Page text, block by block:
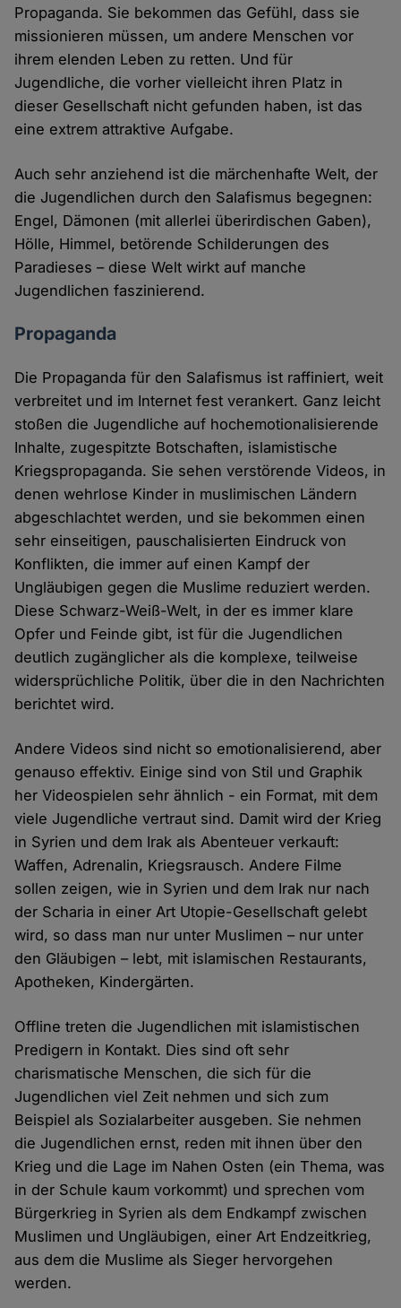
Propaganda. Sie bekommen das Gefühl, dass sie
missionieren müssen, um andere Menschen vor
ihrem elenden Leben zu retten. Und für
Jugendliche, die vorher vielleicht ihren Platz in
dieser Gesellschaft nicht gefunden haben, ist das
eine extrem attraktive Aufgabe.
Auch sehr anziehend ist die märchenhafte Welt, der
die Jugendlichen durch den Salafismus begegnen:
Engel, Dämonen (mit allerlei überirdischen Gaben),
Hölle, Himmel, betörende Schilderungen des
Paradieses – diese Welt wirkt auf manche
Jugendlichen faszinierend.
Propaganda
Die Propaganda für den Salafismus ist raffiniert, weit
verbreitet und im Internet fest verankert. Ganz leicht
stoßen die Jugendliche auf hochemotionalisierende
Inhalte, zugespitzte Botschaften, islamistische
Kriegspropaganda. Sie sehen verstörende Videos, in
denen wehrlose Kinder in muslimischen Ländern
abgeschlachtet werden, und sie bekommen einen
sehr einseitigen, pauschalisierten Eindruck von
Konflikten, die immer auf einen Kampf der
Ungläubigen gegen die Muslime reduziert werden.
Diese Schwarz-Weiß-Welt, in der es immer klare
Opfer und Feinde gibt, ist für die Jugendlichen
deutlich zugänglicher als die komplexe, teilweise
widersprüchliche Politik, über die in den Nachrichten
berichtet wird.
Andere Videos sind nicht so emotionalisierend, aber
genauso effektiv. Einige sind von Stil und Graphik
her Videospielen sehr ähnlich - ein Format, mit dem
viele Jugendliche vertraut sind. Damit wird der Krieg
in Syrien und dem Irak als Abenteuer verkauft:
Waffen, Adrenalin, Kriegsrausch. Andere Filme
sollen zeigen, wie in Syrien und dem Irak nur nach
der Scharia in einer Art Utopie-Gesellschaft gelebt
wird, so dass man nur unter Muslimen – nur unter
den Gläubigen – lebt, mit islamischen Restaurants,
Apotheken, Kindergärten.
Offline treten die Jugendlichen mit islamistischen
Predigern in Kontakt. Dies sind oft sehr
charismatische Menschen, die sich für die
Jugendlichen viel Zeit nehmen und sich zum
Beispiel als Sozialarbeiter ausgeben. Sie nehmen
die Jugendlichen ernst, reden mit ihnen über den
Krieg und die Lage im Nahen Osten (ein Thema, was
in der Schule kaum vorkommt) und sprechen vom
Bürgerkrieg in Syrien als dem Endkampf zwischen
Muslimen und Ungläubigen, einer Art Endzeitkrieg,
aus dem die Muslime als Sieger hervorgehen
werden.